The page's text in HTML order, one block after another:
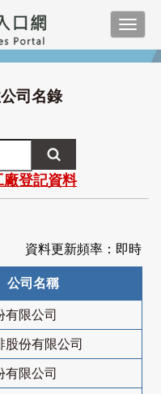
司名錄
廠登記資料
資料更新頻率：即時
公司名稱
有限公司
股份有限公司
有限公司